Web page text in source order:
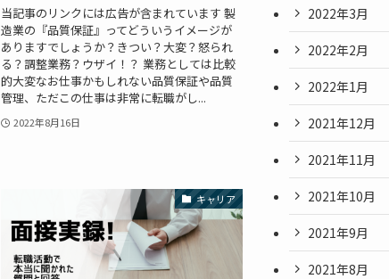
当記事のリンクには広告が含まれています 製
造業の『品質保証』ってどういうイメージが
ありますでしょうか？きつい？大変？怒られ
る？調整業務？ウザイ！？ 業務としては比較
的大変なお仕事かもしれない品質保証や品質
管理、ただこの仕事は非常に転職がし...
2022年8月16日
キャリア
2022年3月
2022年2月
2022年1月
2021年12月
2021年11月
2021年10月
2021年9月
2021年8月